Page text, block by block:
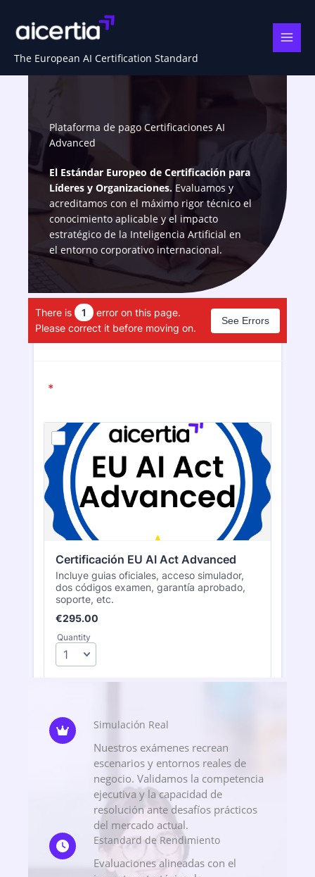
contenido
The European AI Certification Standard
Plataforma de pago Certificaciones AI
Advanced
El Estándar Europeo de Certificación para
Líderes y Organizaciones. Evaluamos y
acreditamos con el máximo rigor técnico el
conocimiento aplicable y el impacto
estratégico de la Inteligencia Artificial en
el entorno corporativo internacional.
Simulación Real
Nuestros exámenes recrean
escenarios y entornos reales de
negocio. Validamos la competencia
ejecutiva y la capacidad de
resolución ante desafíos prácticos
del mercado actual.
Estandard de Rendimiento
Evaluaciones alineadas con el